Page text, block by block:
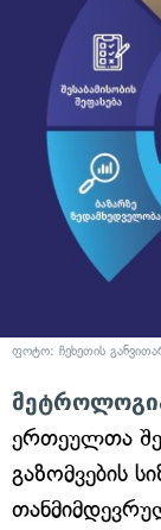
ფოტო: ჩეხეთის
ერთეულთა
გაზომვების